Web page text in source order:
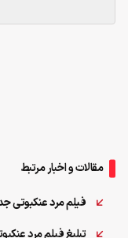
مقالات و اخبار مرتبط
فیلم مرد عنکبوتی